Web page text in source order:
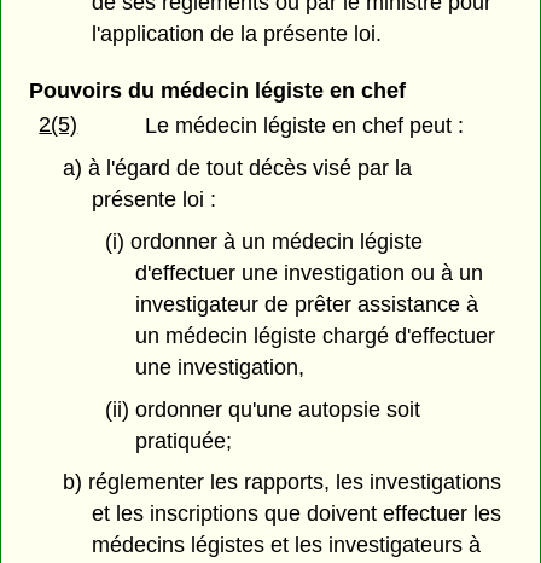
l'application de la présente loi.
Pouvoirs du médecin légiste en chef
2(5)
Le médecin légiste en chef peut :
a) à l'égard de tout décès visé par la
présente loi :
(i) ordonner à un médecin légiste
d'effectuer une investigation ou à un
investigateur de prêter assistance à
un médecin légiste chargé d'effectuer
une investigation,
(ii) ordonner qu'une autopsie soit
pratiquée;
b) réglementer les rapports, les investigations
et les inscriptions que doivent effectuer les
médecins légistes et les investigateurs à